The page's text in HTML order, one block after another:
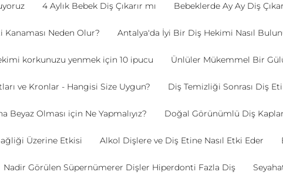
4 Aylık Bebek Diş Çıkarır mı Bebeklerde Ay Ay Diş
Kanaması Neden Olur? Antalya'da İyi Bir Diş Hekimi Nasıl
korkunuzu yenmek için 10 ipucu Ünlüler Mükemmel Bir
ve Kronlar - Hangisi Size Uygun? Diş Temizliği Sonrası Diş
Beyaz Olması için Ne Yapmalıyız? Doğal Görünümlü Diş
Üzerine Etkisi Alkol Dişlere ve Diş Etine Nasıl Etki Eder
Nadir Görülen Süpernümerer Dişler Hiperdonti Fazla Diş